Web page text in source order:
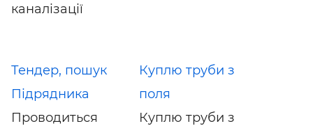
каналізації
Тендер, пошук
Підрядника
Проводиться
Куплю труби з
поля
Куплю труби з